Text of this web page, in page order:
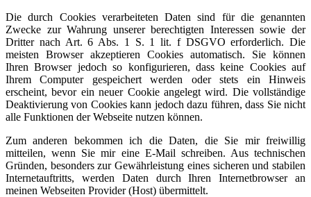
Die durch Cookies verarbeiteten Daten sind für die genannten
Zwecke zur Wahrung unserer berechtigten Interessen sowie der
Dritter nach Art. 6 Abs. 1 S. 1 lit. f DSGVO erforderlich. Die
meisten Browser akzeptieren Cookies automatisch. Sie können
Ihren Browser jedoch so konfigurieren, dass keine Cookies auf
Ihrem Computer gespeichert werden oder stets ein Hinweis
erscheint, bevor ein neuer Cookie angelegt wird. Die vollständige
Deaktivierung von Cookies kann jedoch dazu führen, dass Sie nicht
alle Funktionen der Webseite nutzen können.
Zum anderen bekommen ich die Daten, die Sie mir freiwillig
mitteilen, wenn Sie mir eine E-Mail schreiben. Aus technischen
Gründen, besonders zur Gewährleistung eines sicheren und stabilen
Internetauftritts, werden Daten durch Ihren Internetbrowser an
meinen Webseiten Provider (Host) übermittelt.